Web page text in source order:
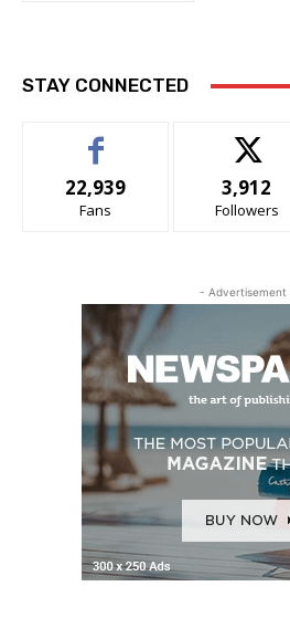
STAY CONNECTED
22,939
Fans
3,912
Followers
- Advertisement